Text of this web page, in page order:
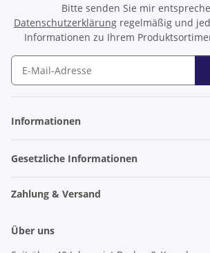
Bitte senden Sie mir
Datenschutzerklärung regelmäßig und
Informationen zu Ihrem
Informationen
Gesetzliche Informationen
Zahlung & Versand
Über uns